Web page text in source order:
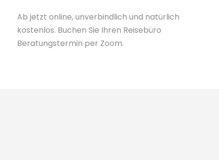
Ab jetzt online, unverbindlich und natürlich
kostenlos. Buchen Sie Ihren Reisebüro
Beratungstermin per Zoom.